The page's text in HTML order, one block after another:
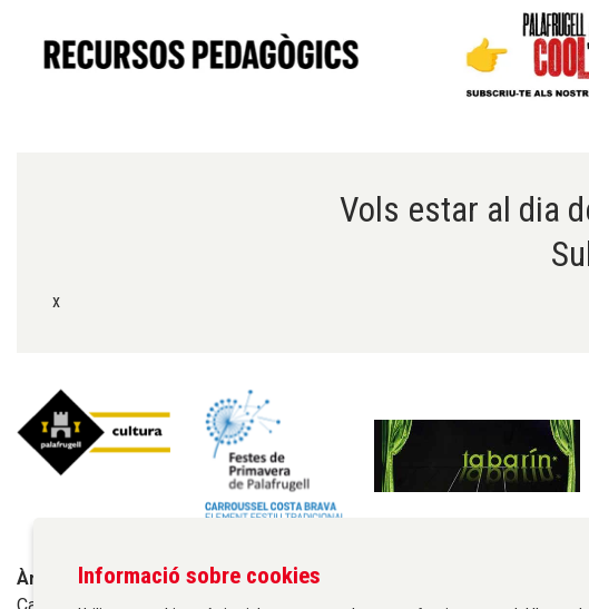
Vols estar al dia
x
Àrea de cultura de l'Ajuntament de Palafrugell
Informació sobre cookies